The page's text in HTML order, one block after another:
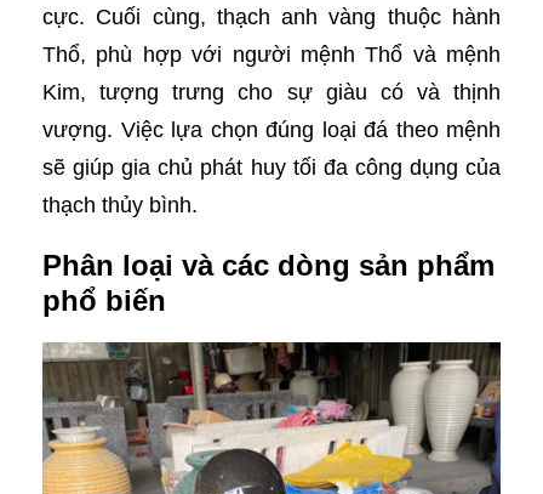
cực. Cuối cùng, thạch anh vàng thuộc hành
Thổ, phù hợp với người mệnh Thổ và mệnh
Kim, tượng trưng cho sự giàu có và thịnh
vượng. Việc lựa chọn đúng loại đá theo mệnh
sẽ giúp gia chủ phát huy tối đa công dụng của
thạch thủy bình.
Phân loại và các dòng sản phẩm
phổ biến